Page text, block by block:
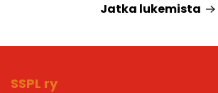
Jatka lukemista
SSPL ry